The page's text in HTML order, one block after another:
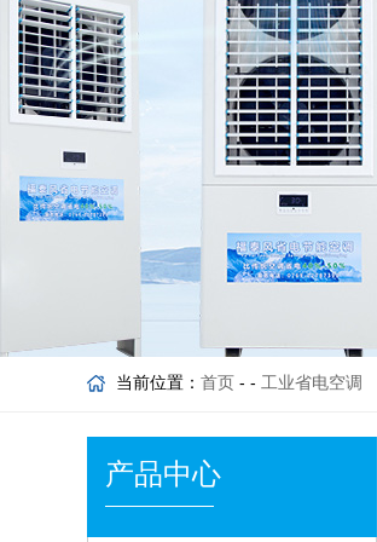
当前位置： 首页 - - 工业省电空调
产品中心